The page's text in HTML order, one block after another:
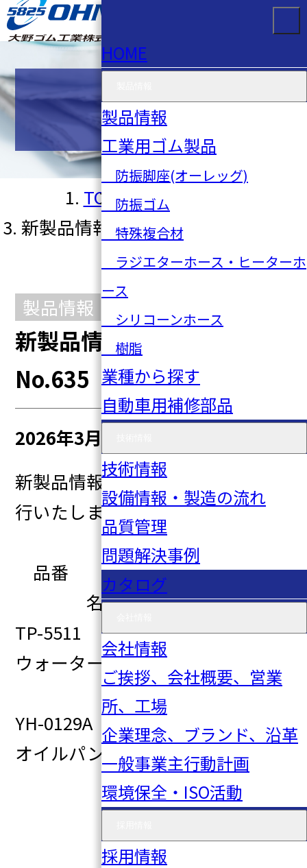
HOME
製品情報
工業用ゴム製品
防振脚座(オーレッグ)
防振ゴム
特殊複合材
ラジエターホース・ヒーターホ
ース
シリコーンホース
樹脂
業種から探す
自動車用補修部品
技術情報
設備情報・製造の流れ
品質管理
問題解決事例
カタログ
会社情報
ご挨拶、会社概要、営業
所、工場
企業理念、ブランド、沿革
一般事業主行動計画
環境保全・ISO活動
採用情報
お知らせ
TOPお知らせ一覧
新製品情報 2026年1号 No.635
製品情報
新製品情報 2026年1号
No.635
2026年3月04日
新製品情報2026年1号No.635を発
行いたしました。
品番 部品番号
名称
TP-5511 16258-75021
ウォーターパイプガスケット
1M03-15-073
YH-0129A 90043-41087
オイルパンドレンプラグ
9004A-34015
90341-12032
1H04-10-111